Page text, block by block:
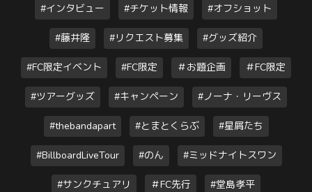
#インタビュー #チケット情報 #オフショット
#藤井隆 #リクエスト募集 #グッズ紹介
#FC限定イベント #FC限定 ＃お題企画 ＃FC限定
#ツアーグッズ #キャンペーン #ノーナ・リーヴス
#thebandapart #とまとくらぶ #星屑たち
#BillboardLiveTour #のん #ミッドナイトスワン
#サンクチュアリ ＃FC先行 #堂島孝平